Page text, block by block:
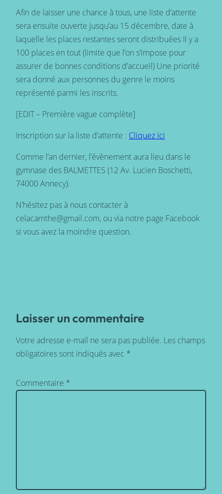
Afin de laisser une chance à tous, une liste d’attente
sera ensuite ouverte jusqu’au 15 décembre, date à
laquelle les places restantes seront distribuées Il y a
100 places en tout (limite que l’on s’impose pour
assurer de bonnes conditions d’accueil) Une priorité
sera donné aux personnes du genre le moins
représenté parmi les inscrits.
[EDIT – Première vague complète]
Inscription sur la liste d’attente : Cliquez ici
Comme l’an dernier, l’évènement aura lieu dans le
gymnase des BALMETTES (12 Av. Lucien Boschetti,
74000 Annecy).
N’hésitez pas à nous contacter à
celacamthe@gmail.com, ou via notre page Facebook
si vous avez la moindre question.
Laisser un commentaire
Votre adresse e-mail ne sera pas publiée. Les champs
obligatoires sont indiqués avec *
Commentaire *